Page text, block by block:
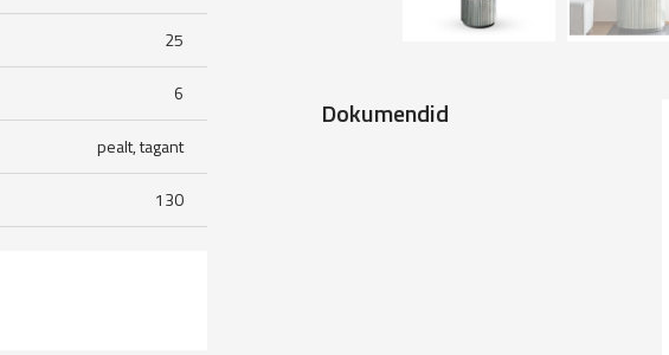
25
6
pealt, tagant
130
Dokumendid